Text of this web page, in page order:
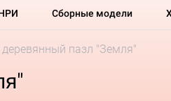
Сборные модели
пазл "Земля"